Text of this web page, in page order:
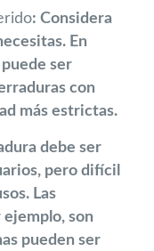
: Considera
En
ser
con
más estrictas.
debe ser
pero difícil
Las
ejemplo, son
pueden ser